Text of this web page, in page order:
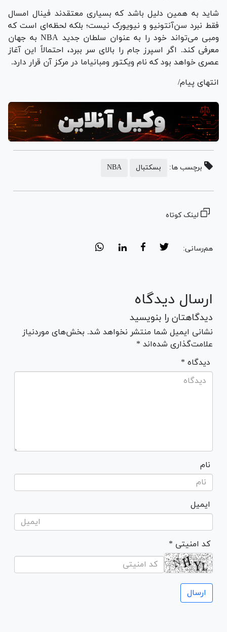
شاید به همین دلیل باشد که بسیاری معتقدند فینال امسال
فقط نبرد سن‌آنتونیو و نیویورک نیست؛ بلکه لحظه‌ای است که
ومبی می‌تواند خود را به عنوان سلطان جدید NBA به جهان
معرفی کند. اگر اسپرز جام را بالای سر ببرد، احتمالاً این آغاز
عصری خواهد بود که نام ویکتور ومبانیاما در مرکز آن قرار دارد.
انتهای پیام/
برچسب ها: بسکتبال NBA
لینک کوتاه
هم‌رسانی:
ارسال دیدگاه
دیدگاهتان را بنویسید
نشانی ایمیل شما منتشر نخواهد شد. بخش‌های موردنیاز
علامت‌گذاری شده‌اند *
* دیدگاه
نام
ایمیل
* کد امنیتی